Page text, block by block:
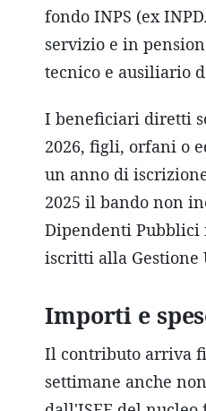
fondo INPS (ex
servizio e in
tecnico e ausiliario
I beneficiari diretti
2026, figli, orfani o
un anno di
2025 il bando non
Dipendenti Pubblici
iscritti alla Gestione
Importi e
Il contributo arriva
settimane anche